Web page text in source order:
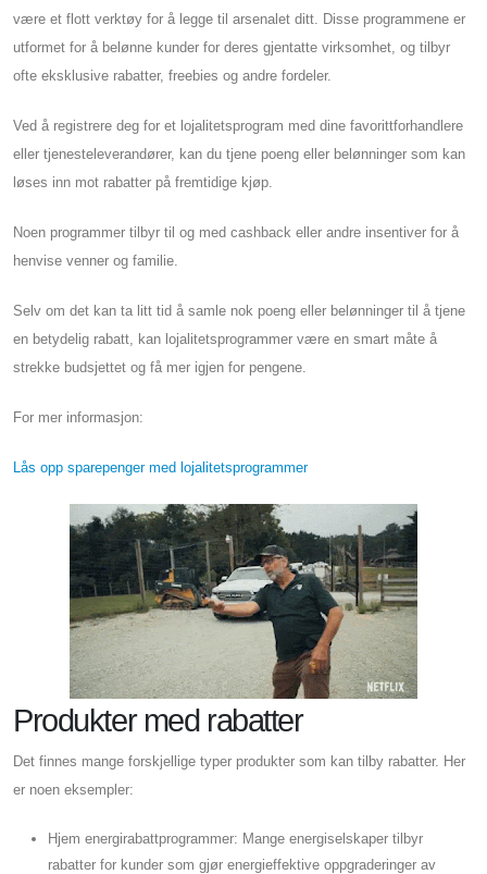
være et flott verktøy for å legge til arsenalet ditt. Disse programmene er
utformet for å belønne kunder for deres gjentatte virksomhet, og tilbyr
ofte eksklusive rabatter, freebies og andre fordeler.
Ved å registrere deg for et lojalitetsprogram med dine favorittforhandlere
eller tjenesteleverandører, kan du tjene poeng eller belønninger som kan
løses inn mot rabatter på fremtidige kjøp.
Noen programmer tilbyr til og med cashback eller andre insentiver for å
henvise venner og familie.
Selv om det kan ta litt tid å samle nok poeng eller belønninger til å tjene
en betydelig rabatt, kan lojalitetsprogrammer være en smart måte å
strekke budsjettet og få mer igjen for pengene.
For mer informasjon:
Lås opp sparepenger med lojalitetsprogrammer
Produkter med rabatter
Det finnes mange forskjellige typer produkter som kan tilby rabatter. Her
er noen eksempler:
Hjem energirabattprogrammer: Mange energiselskaper tilbyr
rabatter for kunder som gjør energieffektive oppgraderinger av